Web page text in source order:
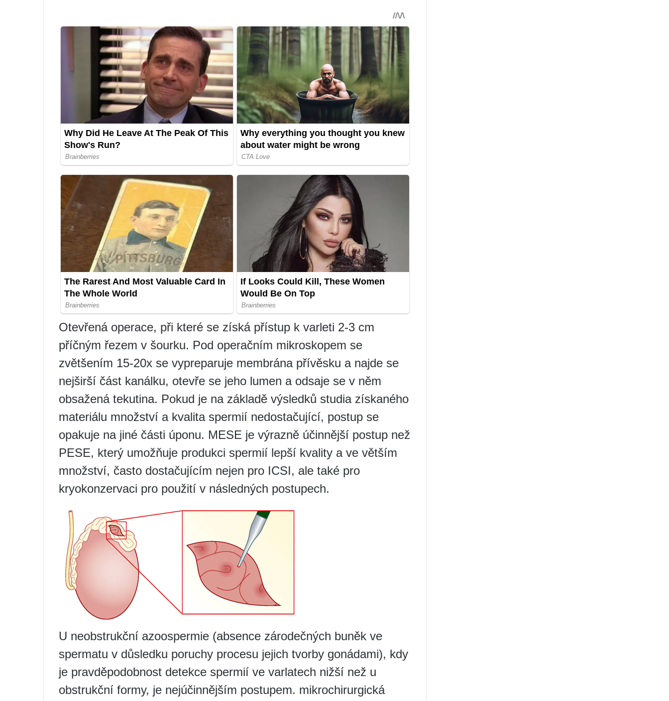
Otevřená operace, při které se získá přístup k varleti 2-3 cm
příčným řezem v šourku. Pod operačním mikroskopem se
zvětšením 15-20x se vypreparuje membrána přívěsku a najde se
nejširší část kanálku, otevře se jeho lumen a odsaje se v něm
obsažená tekutina. Pokud je na základě výsledků studia získaného
materiálu množství a kvalita spermií nedostačující, postup se
opakuje na jiné části úponu. MESE je výrazně účinnější postup než
PESE, který umožňuje produkci spermií lepší kvality a ve větším
množství, často dostačujícím nejen pro ICSI, ale také pro
kryokonzervaci pro použití v následných postupech.
U neobstrukční azoospermie (absence zárodečných buněk ve
spermatu v důsledku poruchy procesu jejich tvorby gonádami), kdy
je pravděpodobnost detekce spermií ve varlatech nižší než u
obstrukční formy, je nejúčinnějším postupem. mikrochirurgická